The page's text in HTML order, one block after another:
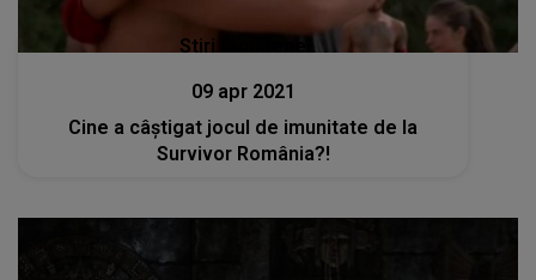
Stiri mondene
09 apr 2021
Cine a câștigat jocul de imunitate de la
Survivor România?!